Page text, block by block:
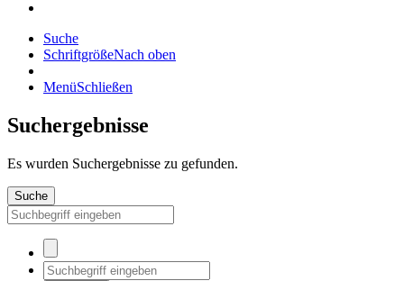
Suche
SchriftgrößeNach oben
MenüSchließen
Suchergebnisse
Es wurden Suchergebnisse zu gefunden.
Suche